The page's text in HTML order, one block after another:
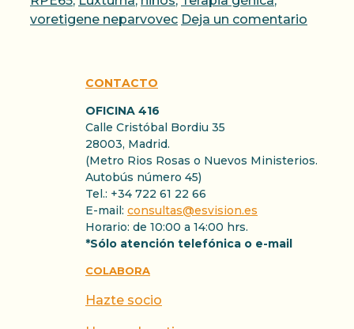
voretigene neparvovec Deja un comentario
CONTACTO
OFICINA 416
Calle Cristóbal Bordiu 35
28003, Madrid.
(Metro Rios Rosas o Nuevos Ministerios.
Autobús número 45)
Tel.: +34 722 61 22 66
E-mail: consultas@esvision.es
Horario: de 10:00 a 14:00 hrs.
*Sólo atención telefónica o e-mail
COLABORA
Hazte socio